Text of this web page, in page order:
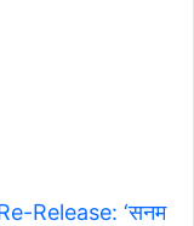
Release: ‘सनम